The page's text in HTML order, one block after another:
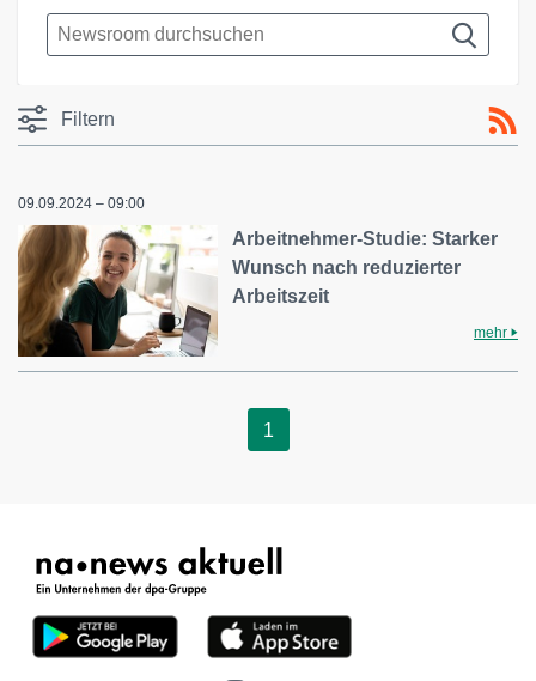
Filtern
09.09.2024 – 09:00
Arbeitnehmer-Studie: Starker
Wunsch nach reduzierter
Arbeitszeit
mehr
1